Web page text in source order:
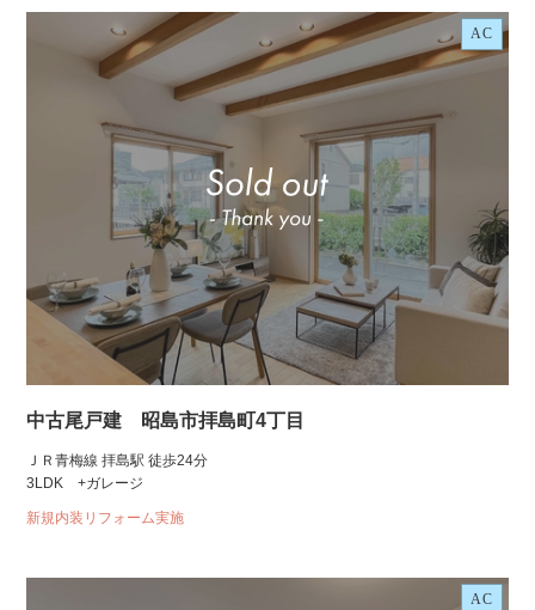
AC
中古尾戸建 昭島市拝島町4丁目
ＪＲ青梅線 拝島駅 徒歩24分
3LDK +ガレージ
新規内装リフォーム実施
AC